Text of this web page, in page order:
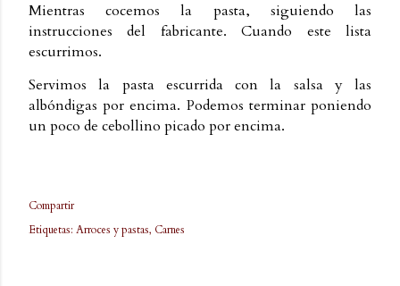
Mientras cocemos la pasta, siguiendo las
instrucciones del fabricante. Cuando este lista
escurrimos.
Servimos la pasta escurrida con la salsa y las
albóndigas por encima. Podemos terminar poniendo
un poco de cebollino picado por encima.
Compartir
Etiquetas: Arroces y pastas Carnes